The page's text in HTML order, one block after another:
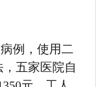
例，使用二
五家医院自